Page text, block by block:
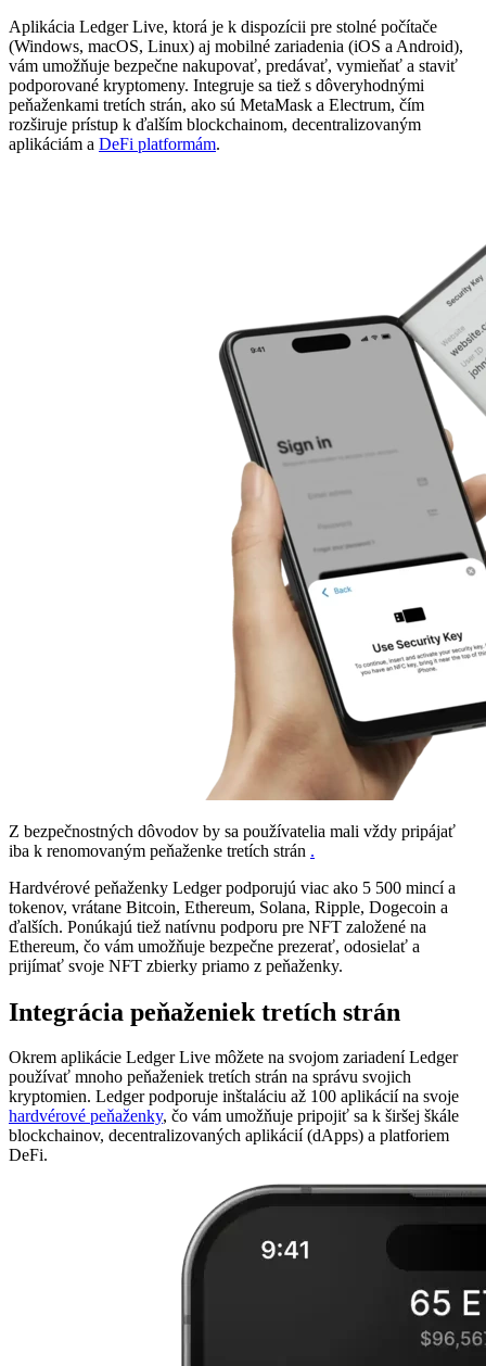
Aplikácia Ledger Live, ktorá je k dispozícii pre stolné počítače
(Windows, macOS, Linux) aj mobilné zariadenia (iOS a Android),
vám umožňuje bezpečne nakupovať, predávať, vymieňať a staviť
podporované kryptomeny. Integruje sa tiež s dôveryhodnými
peňaženkami tretích strán, ako sú MetaMask a Electrum, čím
rozširuje prístup k ďalším blockchainom, decentralizovaným
aplikáciám a DeFi platformám.
Z bezpečnostných dôvodov by sa používatelia mali vždy pripájať
iba k renomovaným peňaženke tretích strán .
Hardvérové peňaženky Ledger podporujú viac ako 5 500 mincí a
tokenov, vrátane Bitcoin, Ethereum, Solana, Ripple, Dogecoin a
ďalších. Ponúkajú tiež natívnu podporu pre NFT založené na
Ethereum, čo vám umožňuje bezpečne prezerať, odosielať a
prijímať svoje NFT zbierky priamo z peňaženky.
Integrácia peňaženiek tretích strán
Okrem aplikácie Ledger Live môžete na svojom zariadení Ledger
používať mnoho peňaženiek tretích strán na správu svojich
kryptomien. Ledger podporuje inštaláciu až 100 aplikácií na svoje
hardvérové peňaženky, čo vám umožňuje pripojiť sa k širšej škále
blockchainov, decentralizovaných aplikácií (dApps) a platforiem
DeFi.